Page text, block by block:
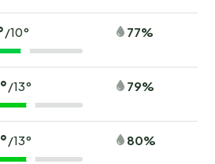
/10° 77%
/13° 79%
/13° 80%